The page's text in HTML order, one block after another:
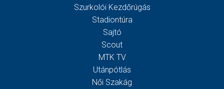
Szurkolói Kezdőrúgás
Stadiontúra
Sajtó
Scout
MTK TV
Utánpótlás
Női Szakág